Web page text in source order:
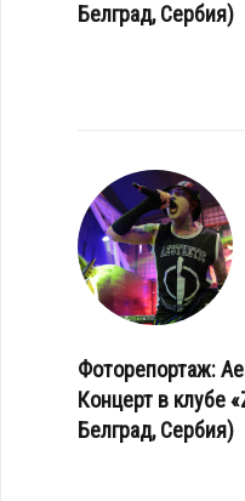
Белград, Сербия)
Фоторепортаж:
Концерт в клубе
Белград, Сербия)